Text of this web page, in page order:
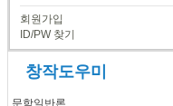
회원가입
ID/PW 찾기
창작도우미
문학일반론